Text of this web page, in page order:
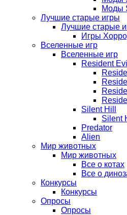
Моды
Лучшие старые игры
Лучшие старые
Игры
Вселенные игр
Вселенные игр
Resident Evil
Silent Hill
Silent
Predator
Alien
Мир животных
Мир животных
Все о котах
Все о
Конкурсы
Конкурсы
Опросы
Опросы